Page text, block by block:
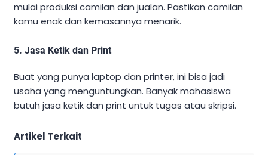
mulai produksi camilan dan jualan. Pastikan camilan
kamu enak dan kemasannya menarik.
5. Jasa Ketik dan Print
Buat yang punya laptop dan printer, ini bisa jadi
usaha yang menguntungkan. Banyak mahasiswa
butuh jasa ketik dan print untuk tugas atau skripsi.
Artikel Terkait